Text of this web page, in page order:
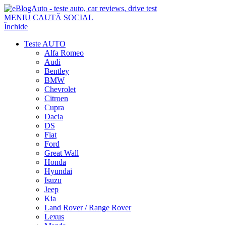
MENIU CAUTĂ SOCIAL
Închide
Teste AUTO
Alfa Romeo
Audi
Bentley
BMW
Chevrolet
Citroen
Cupra
Dacia
DS
Fiat
Ford
Great Wall
Honda
Hyundai
Isuzu
Jeep
Kia
Land Rover / Range Rover
Lexus